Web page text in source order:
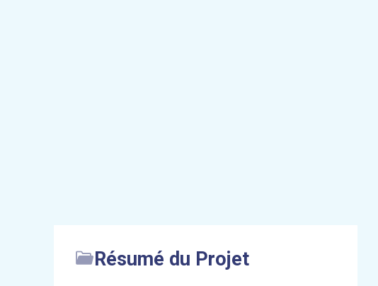
Résumé du Projet